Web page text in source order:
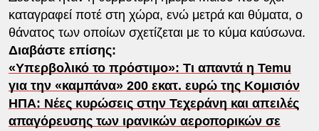
καταγραφεί ποτέ στη χώρα, ενώ μετρά και θύματα, ο
θάνατος των οποίων σχετίζεται με το κύμα καύσωνα.
Διαβάστε επίσης:
«Υπερβολικό το πρόστιμο»: Τι απαντά η Temu
για την «καμπάνα» 200 εκατ. ευρώ της Κομισιόν
ΗΠΑ: Νέες κυρώσεις στην Τεχεράνη και απειλές
απαγόρευσης των ιρανικών αεροπορικών σε